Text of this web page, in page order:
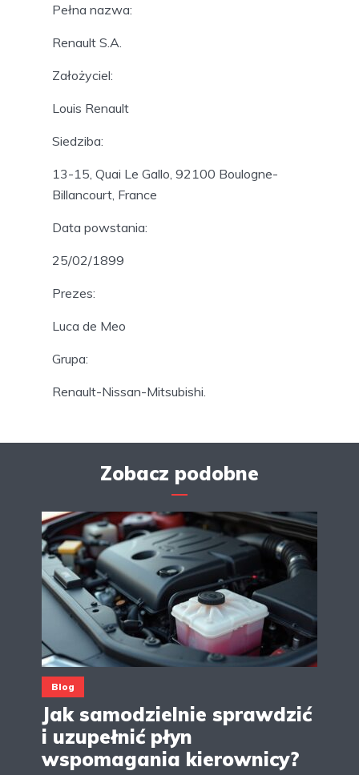
Pełna nazwa:
Renault S.A.
Założyciel:
Louis Renault
Siedziba:
13-15, Quai Le Gallo, 92100 Boulogne-
Billancourt, France
Data powstania:
25/02/1899
Prezes:
Luca de Meo
Grupa:
Renault-Nissan-Mitsubishi.
Zobacz podobne
Blog
Jak samodzielnie sprawdzić
i uzupełnić płyn
wspomagania kierownicy?